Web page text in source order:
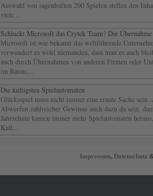
Auswahl von sagenhaften 200 Spielen stellen den
viele...
Schluckt Microsoft das Crytek Team? Die
Microsoft ist wie bekannt das weltführende
verwundert es wohl niemanden, dass man es auch
auch durch Übernahmen von anderen Firmen oder
im Raum,...
Die kultigsten Spielautomaten
Glücksspiel muss nicht immer eine ernste Sache sein.
Abwerfen zahlreicher Gewinne auch dazu da sein,
Jahrzehnte kamen immer mehr Spielautomaten
Kult...
Impressum, Datenschutz